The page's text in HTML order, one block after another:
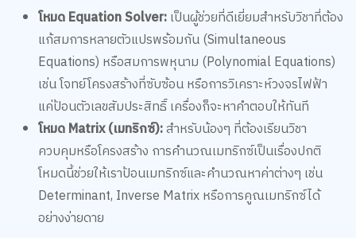
แก้สมการหลายตัวแปรพร้อมกัน (Simultaneous
Equations) หรือสมการพหุนาม (Polynomial Equations)
เช่น โจทย์โครงสร้างที่ซับซ้อน หรือการวิเคราะห์วงจรไฟฟ้า
แค่ป้อนตัวเลขสัมประสิทธิ์ เครื่องก็จะหาคำตอบให้ทันที
โหมด Matrix (เมทริกซ์):สำหรับน้องๆ ที่ต้องเรียนวิชา
ควบคุมหรือโครงสร้าง การคำนวณเมทริกซ์เป็นเรื่องปกติ
โหมดนี้ช่วยให้เราป้อนเมทริกซ์และคำนวณหาค่าต่างๆ เช่น
Determinant, Inverse Matrix หรือการคูณเมทริกซ์ได้
อย่างง่ายดาย